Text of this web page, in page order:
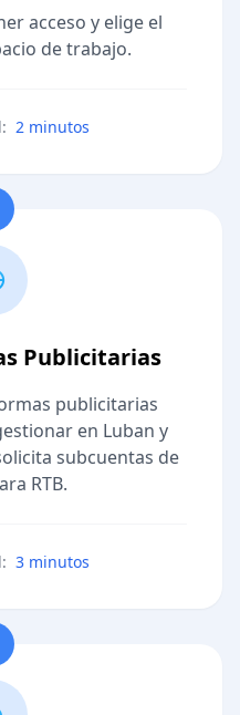
acceso y elige el
de trabajo.
2 minutos
Publicitarias
publicitarias
en Luban y
subcuentas de
RTB.
3 minutos